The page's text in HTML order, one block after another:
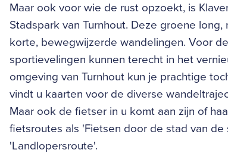
Maar ook voor wie de rust opzoekt, is
Stadspark van Turnhout. Deze groene
korte, bewegwijzerde wandelingen. Voor
sportievelingen kunnen terecht in het
omgeving van Turnhout kun je prachtige
vindt u kaarten voor de diverse
Maar ook de fietser in u komt aan zijn of
fietsroutes als 'Fietsen door de stad van
'Landlopersroute'.